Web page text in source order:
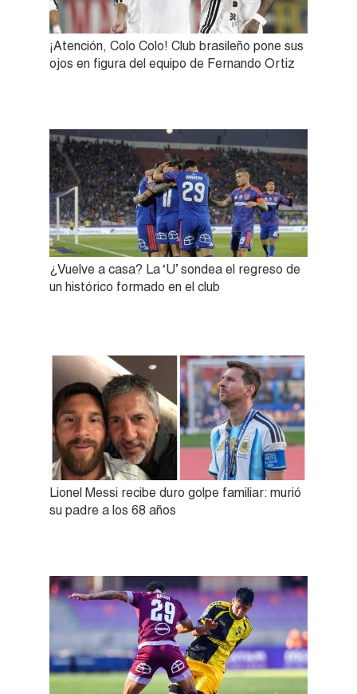
¡Atención, Colo Colo! Club brasileño pone sus
ojos en figura del equipo de Fernando Ortiz
¿Vuelve a casa? La ‘U’ sondea el regreso de
un histórico formado en el club
Lionel Messi recibe duro golpe familiar: murió
su padre a los 68 años